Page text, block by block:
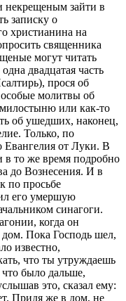
некрещеным зайти в
записку о
христианина на
священника
могут читать
двадцатая часть
прося об
молитвы об
или как-то
об ушедших, наконец,
Только, по
Евангелия от Луки. В
в то же время подробно
до Вознесения. И в
по просьбе
его умершую
синагоги.
когда он
Пока Господь шел,
известно,
что ты утруждаешь
было дальше,
это, сказал ему:
Придя же в дом, не